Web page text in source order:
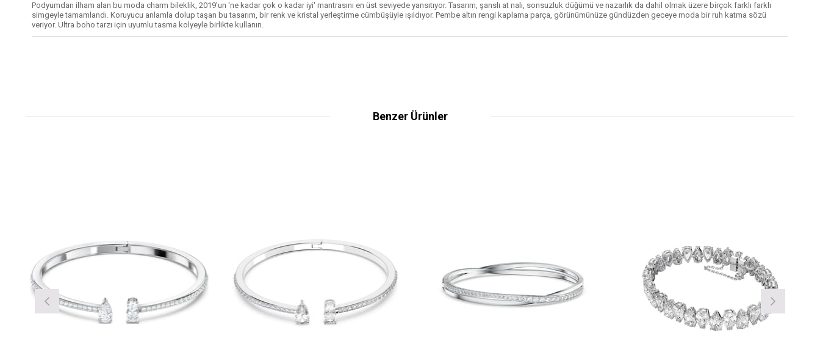
Podyumdan ilham alan bu moda charm bileklik, 2019’un 'ne kadar çok o kadar iyi' mantrasını en üst seviyede yansıtıyor. Tasarım, şanslı at nalı, sonsuzluk düğümü ve nazarlık da dahil olmak üzere birçok farklı farklı
simgeyle tamamlandı. Koruyucu anlamla dolup taşan bu tasarım, bir renk ve kristal yerleştirme cümbüşüyle ışıldıyor. Pembe altın rengi kaplama parça, görünümünüze gündüzden geceye moda bir ruh katma sözü
veriyor. Ultra boho tarzı için uyumlu tasma kolyeyle birlikte kullanın.
Benzer Ürünler